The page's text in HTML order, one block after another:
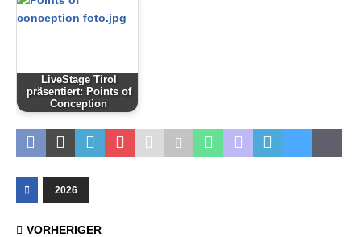
LiveStage Tirol
präsentiert: Points of
Conception
2026
VORHERIGER